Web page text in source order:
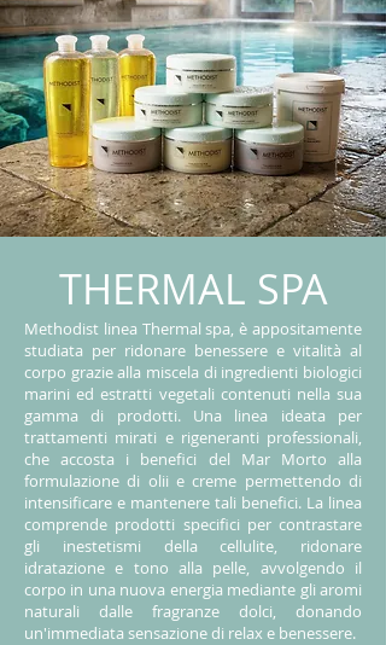
THERMAL SPA
Methodist linea Thermal spa, è appositamente
studiata per ridonare benessere e vitalità al
corpo grazie alla miscela di ingredienti biologici
marini ed estratti vegetali contenuti nella sua
gamma di prodotti. Una linea ideata per
trattamenti mirati e rigeneranti professionali,
che accosta i benefici del Mar Morto alla
formulazione di olii e creme permettendo di
intensificare e mantenere tali benefici. La linea
comprende prodotti specifici per contrastare
gli inestetismi della cellulite, ridonare
idratazione e tono alla pelle, avvolgendo il
corpo in una nuova energia mediante gli aromi
naturali dalle fragranze dolci, donando
un'immediata sensazione di relax e benessere.